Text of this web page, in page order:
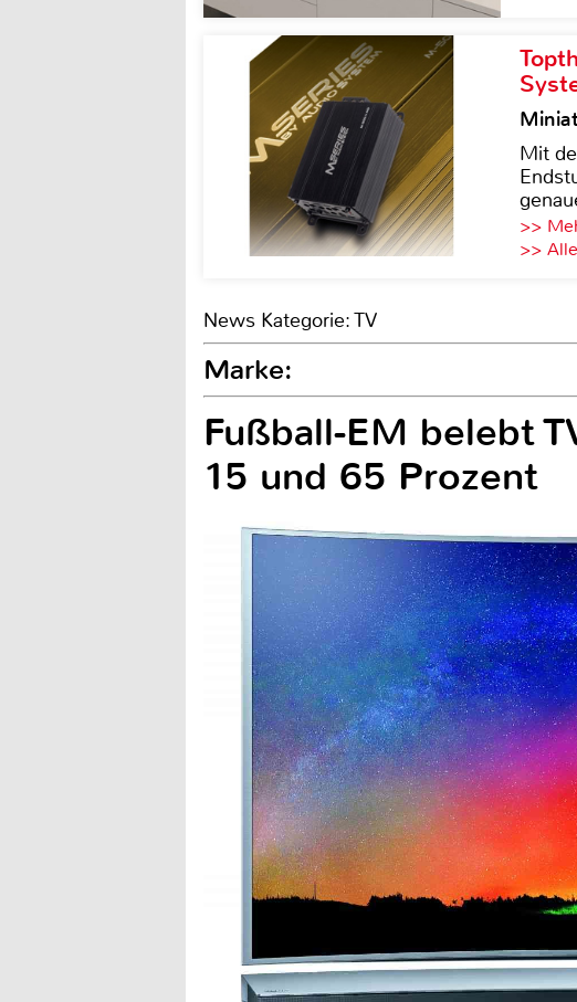
Mit
>>
>>
News Kategorie: TV
Marke:
Fußball-EM belebt
15 und 65 Prozent